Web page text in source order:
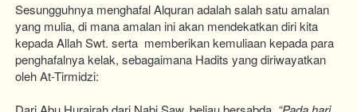
Sesungguhnya menghafal Alquran adalah salah satu amalan
yang mulia, di mana amalan ini akan mendekatkan diri kita
kepada Allah Swt. serta  memberikan kemuliaan kepada para
penghafalnya kelak, sebagaimana Hadits yang diriwayatkan
oleh At-Tirmidzi: